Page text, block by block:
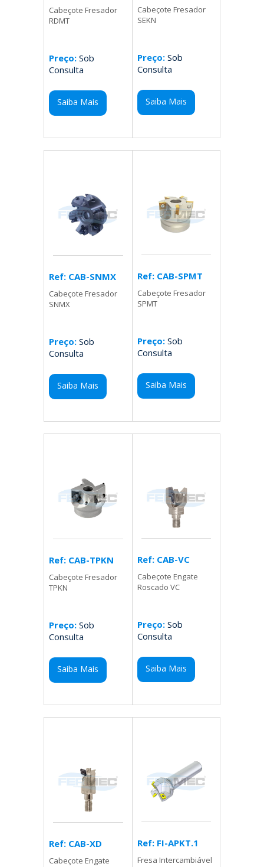
Cabeçote Fresador
RDMT
Preço: Sob
Consulta
Saiba Mais
Cabeçote Fresador
SEKN
Preço:Sob
Consulta
Saiba Mais
Ref: CAB-SNMX
Cabeçote Fresador
SNMX
Preço: Sob
Consulta
Saiba Mais
Ref: CAB-SPMT
Cabeçote Fresador
SPMT
Preço:Sob
Consulta
Saiba Mais
Ref: CAB-TPKN
Cabeçote Fresador
TPKN
Preço: Sob
Consulta
Saiba Mais
Ref: CAB-VC
Cabeçote Engate
Roscado VC
Preço:Sob
Consulta
Saiba Mais
Ref: CAB-XD
Cabeçote Engate
Ref: FI-APKT.1
Fresa Intercambiável